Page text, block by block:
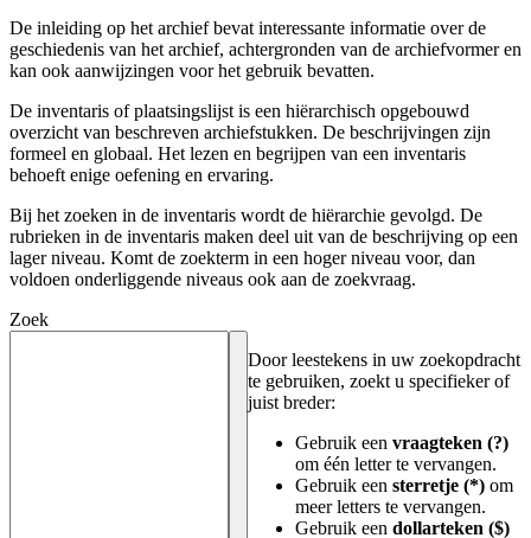
De inleiding op het archief bevat interessante informatie over de
geschiedenis van het archief, achtergronden van de archiefvormer en
kan ook aanwijzingen voor het gebruik bevatten.
De inventaris of plaatsingslijst is een hiërarchisch opgebouwd
overzicht van beschreven archiefstukken. De beschrijvingen zijn
formeel en globaal. Het lezen en begrijpen van een inventaris
behoeft enige oefening en ervaring.
Bij het zoeken in de inventaris wordt de hiërarchie gevolgd. De
rubrieken in de inventaris maken deel uit van de beschrijving op een
lager niveau. Komt de zoekterm in een hoger niveau voor, dan
voldoen onderliggende niveaus ook aan de zoekvraag.
Zoek
Door leestekens in uw zoekopdracht
te gebruiken, zoekt u specifieker of
juist breder:
Gebruik een vraagteken (?)
om één letter te vervangen.
Gebruik een sterretje (*) om
meer letters te vervangen.
Gebruik een dollarteken ($)